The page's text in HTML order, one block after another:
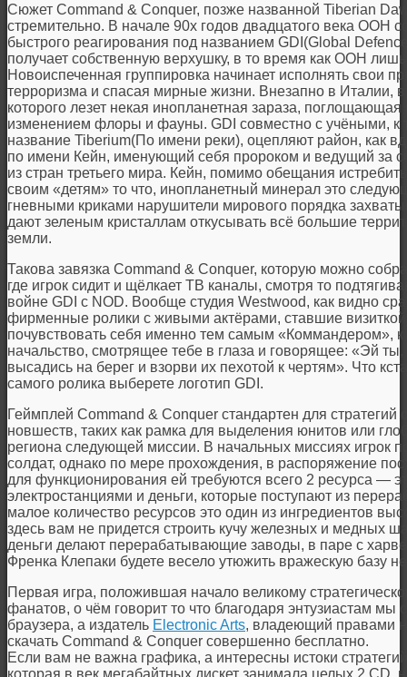
Сюжет Command & Conquer, позже названной Tiberian
стремительно. В начале 90х годов двадцатого века ООН
быстрого реагирования под названием GDI(Global
получает собственную верхушку, в то время как ООН
Новоиспеченная группировка начинает исполнять свои
терроризма и спасая мирные жизни. Внезапно в Италии, в
которого лезет некая инопланетная зараза,
изменением флоры и фауны. GDI совместно с учёными,
название Tiberium(По имени реки), оцепляют район, как
по имени Кейн, именующий себя пророком и ведущий за
из стран третьего мира. Кейн, помимо обещания
своим «детям» то что, инопланетный минерал это
гневными криками нарушители мирового порядка
дают зеленым кристаллам откусывать всё большие
земли.
Такова завязка Command & Conquer, которую можно
где игрок сидит и щёлкает ТВ каналы, смотря то
войне GDI с NOD. Вообще студия Westwood, как видно
фирменные ролики с живыми актёрами, ставшие
почувствовать себя именно тем самым «Коммандером»,
начальство, смотрящее тебе в глаза и говорящее: «Эй
высадись на берег и взорви их пехотой к чертям». Что
самого ролика выберете логотип GDI.
Геймплей Command & Conquer стандартен для стратегий
новшеств, таких как рамка для выделения юнитов или
региона следующей миссии. В начальных миссиях игрок
солдат, однако по мере прохождения, в распоряжение
для функционирования ей требуются всего 2 ресурса —
электростанциями и деньги, которые поступают из
малое количество ресурсов это один из ингредиентов
здесь вам не придется строить кучу железных и медных
деньги делают перерабатывающие заводы, в паре с
Френка Клепаки будете весело утюжить вражескую базу
Первая игра, положившая начало великому
фанатов, о чём говорит то что благодаря энтузиастам
браузера, а издатель Electronic Arts, владеющий правами
скачать Command & Conquer совершенно бесплатно.
Если вам не важна графика, а интересны истоки
которая в век мегабайтных дискет занимала целых 2 CD,